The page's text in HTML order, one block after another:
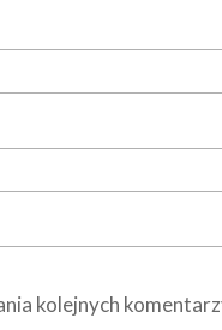
kolejnych